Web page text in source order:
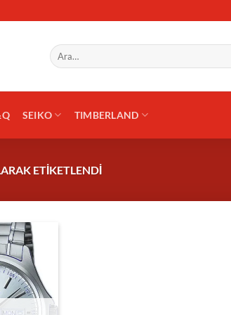
Ara:
SEIKO TIMBERLAND
ETIKETLENDI